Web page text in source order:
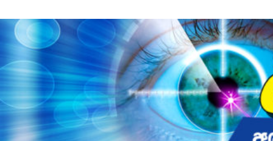
to
contentvinivida.lk